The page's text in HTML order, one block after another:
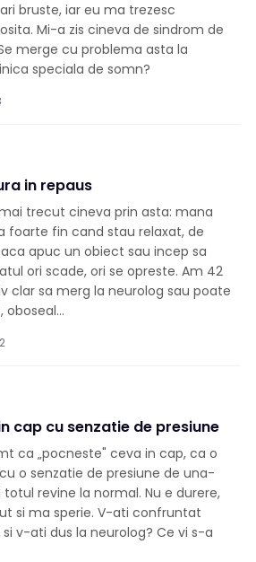
bruste, iar eu ma trezesc
Mi-a zis cineva de sindrom de
merge cu problema asta la
speciala de somn?
in repaus
trecut cineva prin asta: mana
foarte fin cand stau relaxat, de
apuc un obiect sau incep sa
ori scade, ori se opreste. Am 42
clar sa merg la neurolog sau poate
oboseal...
2
cap cu senzatie de presiune
ca „pocneste" ceva in cap, ca o
o senzatie de presiune de una-
revine la normal. Nu e durere,
si ma sperie. V-ati confruntat
v-ati dus la neurolog? Ce vi s-a